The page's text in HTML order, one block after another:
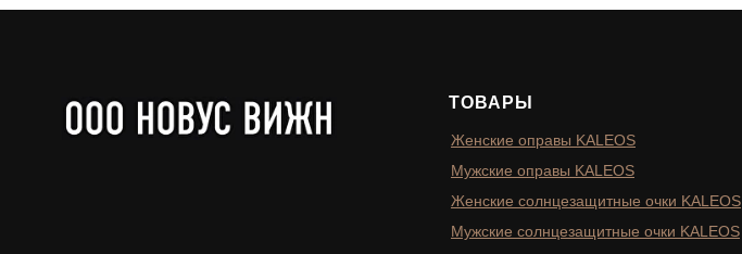
ТОВАРЫ
Женские оправы KALEOS
Мужские оправы KALEOS
Женские солнцезащитные очки KALEOS
Мужские солнцезащитные очки KALEOS